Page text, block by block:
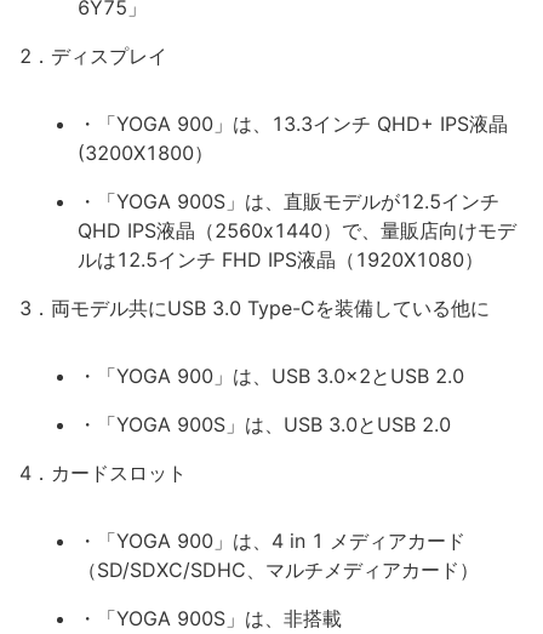
6Y75」
2．ディスプレイ
・「YOGA 900」は、13.3インチ QHD+ IPS液晶
(3200X1800）
・「YOGA 900S」は、直販モデルが12.5インチ
QHD IPS液晶（2560x1440）で、量販店向けモデ
ルは12.5インチ FHD IPS液晶（1920X1080）
3．両モデル共にUSB 3.0 Type-Cを装備している他に
・「YOGA 900」は、USB 3.0x2とUSB 2.0
・「YOGA 900S」は、USB 3.0とUSB 2.0
4．カードスロット
・「YOGA 900」は、4 in 1 メディアカード
（SD/SDXC/SDHC、マルチメディアカード）
・「YOGA 900S」は、非搭載